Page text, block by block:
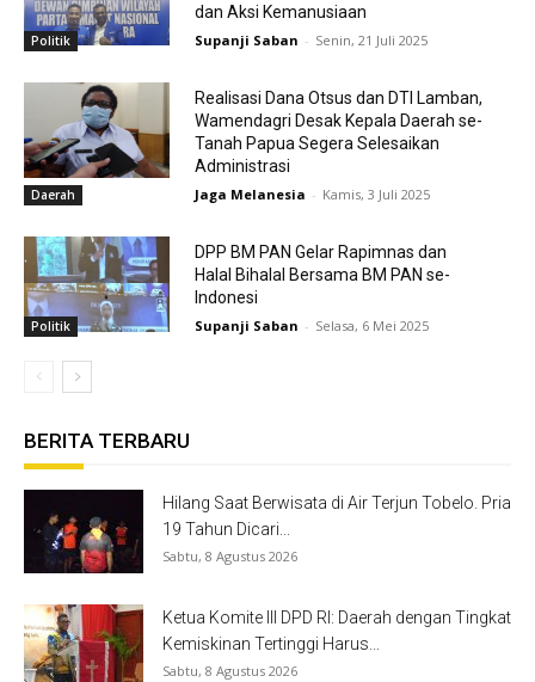
Politik
dan Aksi Kemanusiaan
Supanji Saban - Senin, 21 Juli 2025
Daerah
Realisasi Dana Otsus dan DTI Lamban,
Wamendagri Desak Kepala Daerah se-
Tanah Papua Segera Selesaikan
Administrasi
Jaga Melanesia - Kamis, 3 Juli 2025
Politik
DPP BM PAN Gelar Rapimnas dan
Halal Bihalal Bersama BM PAN se-
Indonesi
Supanji Saban - Selasa, 6 Mei 2025
BERITA TERBARU
Hilang Saat Berwisata di Air Terjun Tobelo. Pria
19 Tahun Dicari...
Sabtu, 8 Agustus 2026
Ketua Komite III DPD RI: Daerah dengan Tingkat
Kemiskinan Tertinggi Harus...
Sabtu, 8 Agustus 2026